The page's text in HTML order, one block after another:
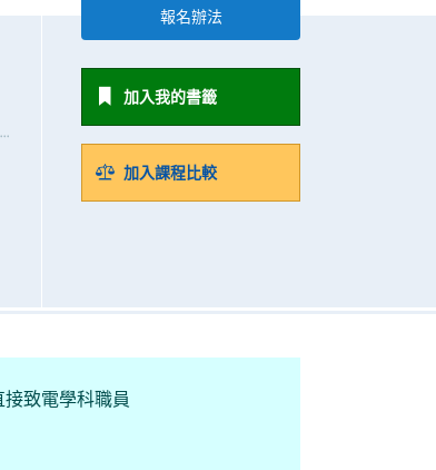
報名辦法
加入我的書籤
加入課程比較
致電學科職員